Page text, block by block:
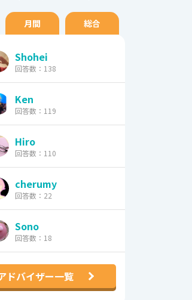
月間 総合
Shohei
回答数：138
Ken
回答数：119
Hiro
回答数：110
cherumy
回答数：22
Sono
回答数：18
ドバイザー一覧